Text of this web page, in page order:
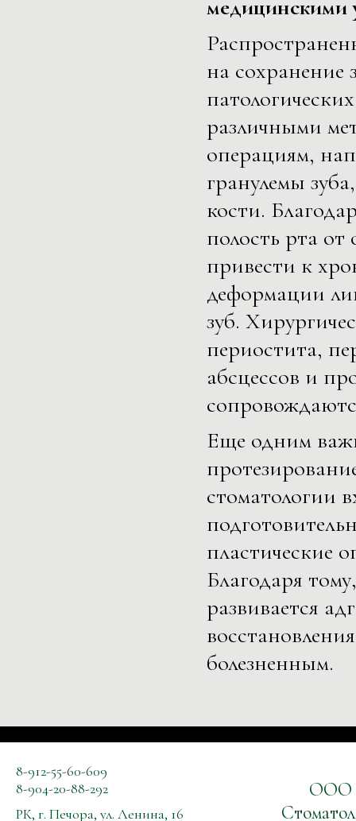
медицинскими
на сохранение
различными
операциям,
гранулемы
кости.
полость рта
привести к
деформации
зуб.
периостита,
абсцессов и
Еще одним
стоматологии
пластические
Благодаря
развивается
болезненным.
8-912-55-60-609
8-904-20-88-292
РК, г. Печора, ул. Ленина, 16
ООО